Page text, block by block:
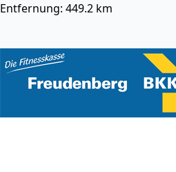
Entfernung: 449.2 km